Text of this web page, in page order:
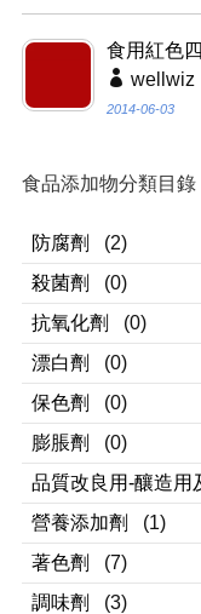
食用紅色
wellwiz
2014-06-03
食品添加物分類目錄
防腐劑
(2)
殺菌劑
(0)
抗氧化劑
(0)
漂白劑
(0)
保色劑
(0)
膨脹劑
(0)
品質改良用-釀造用
營養添加劑
(1)
著色劑
(7)
調味劑
(3)